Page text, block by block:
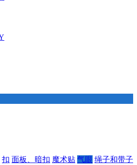
扣 面板、暗扣 魔术贴 气眼 绳子和带子